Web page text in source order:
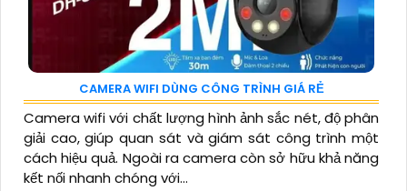
CAMERA WIFI DÙNG CÔNG TRÌNH GIÁ RẺ
Camera wifi với chất lượng hình ảnh sắc nét, độ phân
giải cao, giúp quan sát và giám sát công trình một
cách hiệu quả. Ngoài ra camera còn sở hữu khả năng
kết nối nhanh chóng với...